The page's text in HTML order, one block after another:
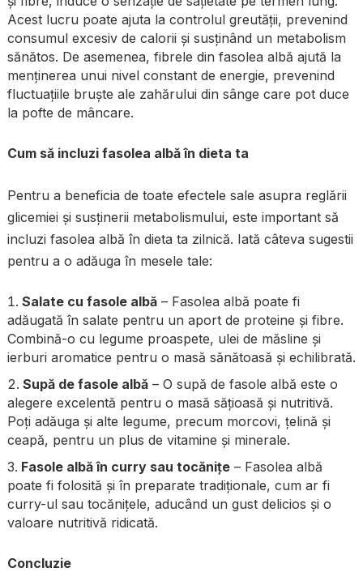
Acest lucru poate ajuta la controlul greutății, prevenind
consumul excesiv de calorii și susținând un metabolism
sănătos. De asemenea, fibrele din fasolea albă ajută la
menținerea unui nivel constant de energie, prevenind
fluctuațiile bruște ale zahărului din sânge care pot duce
la pofte de mâncare.
Cum să incluzi fasolea albă în dieta ta
Pentru a beneficia de toate efectele sale asupra reglării
glicemiei și susținerii metabolismului, este important să
incluzi fasolea albă în dieta ta zilnică. Iată câteva sugestii
pentru a o adăuga în mesele tale:
Salate cu fasole albă– Fasolea albă poate fi
adăugată în salate pentru un aport de proteine și fibre.
Combină-o cu legume proaspete, ulei de măsline și
ierburi aromatice pentru o masă sănătoasă și echilibrată.
Supă de fasole albă– O supă de fasole albă este o
alegere excelentă pentru o masă sățioasă și nutritivă.
Poți adăuga și alte legume, precum morcovi, țelină și
ceapă, pentru un plus de vitamine și minerale.
Fasole albă în curry sau tocănițe– Fasolea albă
poate fi folosită și în preparate tradiționale, cum ar fi
curry-ul sau tocănițele, aducând un gust delicios și o
valoare nutritivă ridicată.
Concluzie